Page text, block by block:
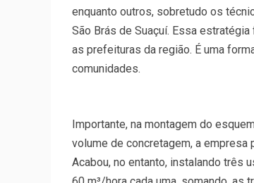
enquanto outros, sobretudo os
São Brás de Suaçuí. Essa
as prefeituras da região. É uma
comunidades.
Importante, na montagem do
volume de concretagem, a empresa
Acabou, no entanto, instalando três